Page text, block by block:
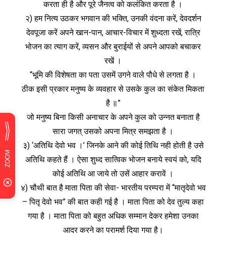
करता ही है और पूरे जैनत्व को कलंकित करता है ।
२) हम नित्य उठकर भगवान की भक्‍ति, उनकी वंदना करें, देवदर्शन
देवपूजा करें अपने खान-पान, आचार-विचार में शुध्दता रखें, रात्रि
भोजन का त्याग करें, व्यसन और बुराईयों से अपने आपको बचाकर
रखें ।
“भूमि की विशेषता का पता उसमें उगने वाले पौधे से लगता है ।
ठीक इसी प्रकार मनुष्य के व्यवहार से उसके कुल का संकेत मिकता
है ॥”
जो मनुष्य बिना किसी अनाचार के अपने कुल को उन्नत बनाता है
सारा जगत् उसको अपना मित्र समझता है ।
३) ‘अतिथि देवो भव ।’ जिनके आने की कोई तिथि नही होती है उसे
अतिथि कहते हैं । ऐसा शुध्द सात्विक भोजन बनाये स्वयं को, यदि
कोई अतिथि आ जाये तो उसें आहार करावें ।
४) चौथी बात है माता पिता की सेवा- भारतीय परम्परा में “मातृदेवो भव
– पितृ देवो भव” की बात कही गई है । माता पिता को देव तुल्य कहा
गया है । माता पिता को बहुत अधिक सम्मान देकर हमेशा उनका
आदर करने का परामर्श दिया गया है।